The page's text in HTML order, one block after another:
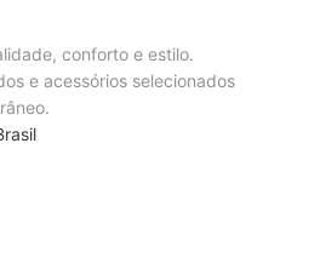
conforto e estilo.
e acessórios selecionados